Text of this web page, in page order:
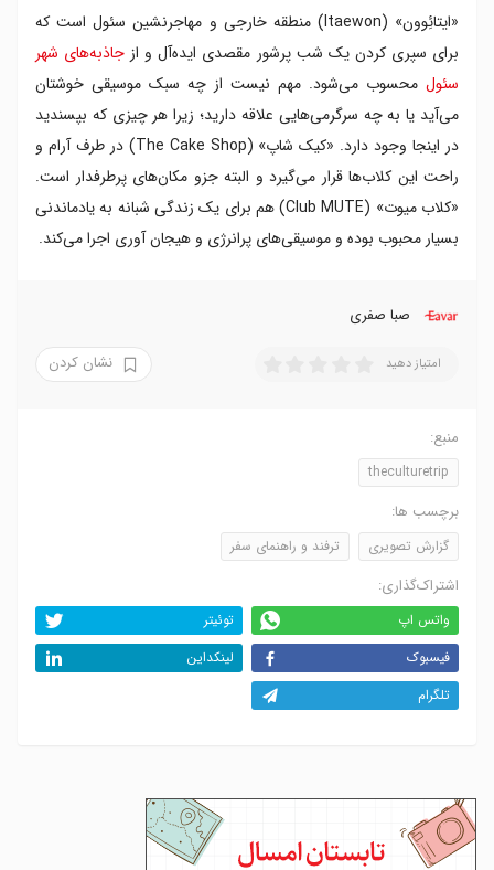
«ایتائِوون» (Itaewon) منطقه خارجی و مهاجرنشین سئول است که
برای سپری کردن یک شب پرشور مقصدی ایده‌آل و از جاذبه‌های شهر
سئول محسوب می‌شود. مهم نیست از چه سبک موسیقی خوشتان
می‌آید یا به چه سرگرمی‌هایی علاقه دارید؛ زیرا هر چیزی که بپسندید
در اینجا وجود دارد. «کیک شاپ» (The Cake Shop) در طرف آرام و
راحت این کلاب‌ها قرار می‌گیرد و البته جزو مکان‌های پرطرفدار است.
«کلاب میوت» (Club MUTE) هم برای یک زندگی شبانه به یادماندنی
بسیار محبوب بوده و موسیقی‌های پرانرژی و هیجان آوری اجرا می‌کند.
صبا صفری
امتیاز دهید نشان کردن
منبع:
theculturetrip
برچسب ها:
گزارش تصویری ترفند و راهنمای سفر
اشتراک‌گذاری:
واتس اپ
توئیتر
فیسبوک
لینکداین
تلگرام